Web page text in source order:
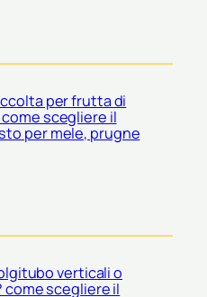
per frutta di
scegliere il
per mele, prugne
verticali o
scegliere il